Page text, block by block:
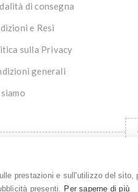
di consegna
e Resi
sulla Privacy
generali
© 2026 ZecchinSport.
prestazioni e sull'utilizzo del sito,
presenti. Per saperne di più